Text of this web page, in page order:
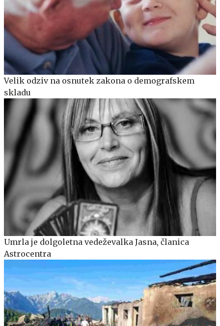
Velik odziv na osnutek zakona o demografskem
skladu
Umrla je dolgoletna vedeževalka Jasna, članica
Astrocentra